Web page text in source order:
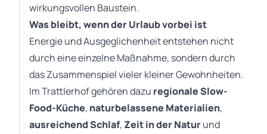
wirkungsvollen Baustein.
Was bleibt, wenn der Urlaub vorbei ist
Energie und Ausgeglichenheit entstehen nicht
durch eine einzelne Maßnahme, sondern durch
das Zusammenspiel vieler kleiner Gewohnheiten.
Im Trattlerhof gehören dazu regionaleSlow-
Food-Küche, naturbelassene Materialien,
ausreichend Schlaf, Zeit in der Naturund